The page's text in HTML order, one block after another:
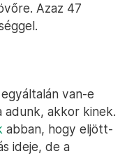
Azaz 47
van-e
adunk, akkor kinek.
abban, hogy eljött-
ideje, de a